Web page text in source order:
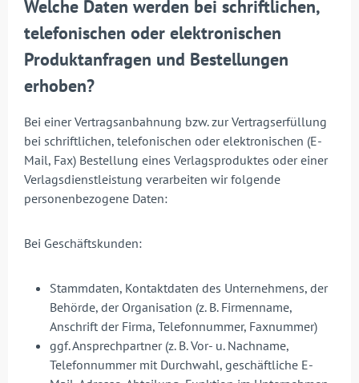
Welche Daten werden bei schriftlichen,
telefonischen oder elektronischen
Produktanfragen und Bestellungen
erhoben?
Bei einer Vertragsanbahnung bzw. zur Vertragserfüllung
bei schriftlichen, telefonischen oder elektronischen (E-
Mail, Fax) Bestellung eines Verlagsproduktes oder einer
Verlagsdienstleistung verarbeiten wir folgende
personenbezogene Daten:
Bei Geschäftskunden:
Stammdaten, Kontaktdaten des Unternehmens, der
Behörde, der Organisation (z. B. Firmenname,
Anschrift der Firma, Telefonnummer, Faxnummer)
ggf. Ansprechpartner (z. B. Vor- u. Nachname,
Telefonnummer mit Durchwahl, geschäftliche E-